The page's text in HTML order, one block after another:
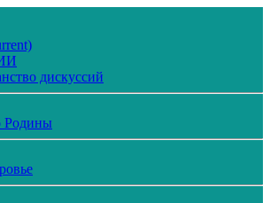
дискуссий
Родины